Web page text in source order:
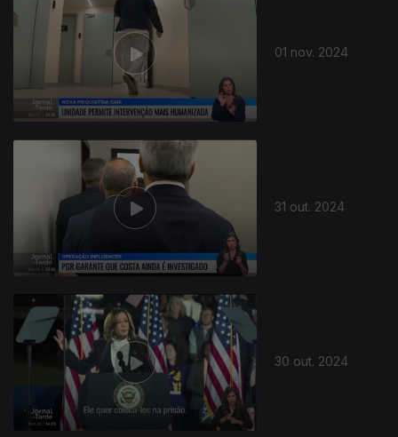
01 nov. 2024
31 out. 2024
30 out. 2024